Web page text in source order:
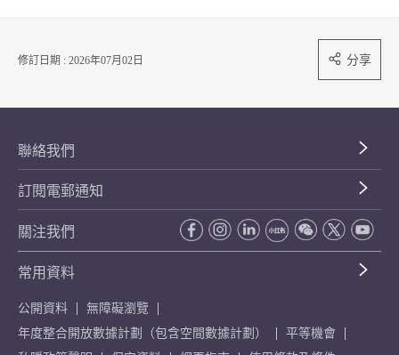
修訂日期 : 2026年07月02日 分享
聯絡我們
訂閱電郵通知
關注我們
常用資料
公開資料
無障礙瀏覽
年度整合開放數據計劃（包含空間數據計劃）
平等機會